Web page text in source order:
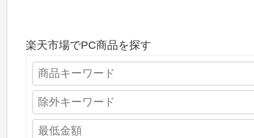
楽天市場でPC商品を探す